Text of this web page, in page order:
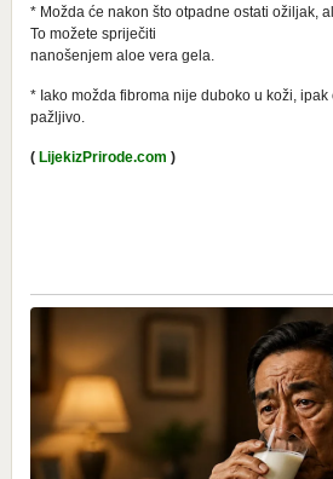
* Možda će nakon što otpadne ostati ožiljak,
To možete spriječiti
nanošenjem aloe vera gela.
* Iako možda fibroma nije duboko u koži,
pažljivo.
( LijekizPrirode.com )